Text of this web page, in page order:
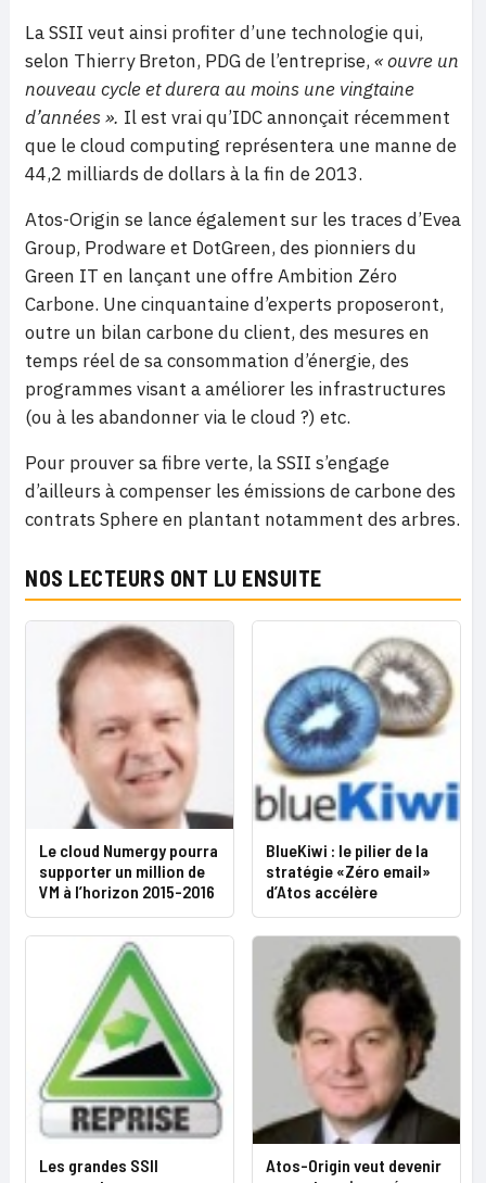
La SSII veut ainsi profiter d’une technologie qui,
selon Thierry Breton, PDG de l’entreprise, « ouvre un
nouveau cycle et durera au moins une vingtaine
d’années ». Il est vrai qu’IDC annonçait récemment
que le cloud computing représentera une manne de
44,2 milliards de dollars à la fin de 2013.
Atos-Origin se lance également sur les traces d’Evea
Group, Prodware et DotGreen, des pionniers du
Green IT en lançant une offre Ambition Zéro
Carbone. Une cinquantaine d’experts proposeront,
outre un bilan carbone du client, des mesures en
temps réel de sa consommation d’énergie, des
programmes visant a améliorer les infrastructures
(ou à les abandonner via le cloud ?) etc.
Pour prouver sa fibre verte, la SSII s’engage
d’ailleurs à compenser les émissions de carbone des
contrats Sphere en plantant notamment des arbres.
NOS LECTEURS ONT LU ENSUITE
Le cloud Numergy pourra
supporter un million de
VM à l’horizon 2015-2016
BlueKiwi : le pilier de la
stratégie «Zéro email»
d’Atos accélère
Les grandes SSII
Atos-Origin veut devenir